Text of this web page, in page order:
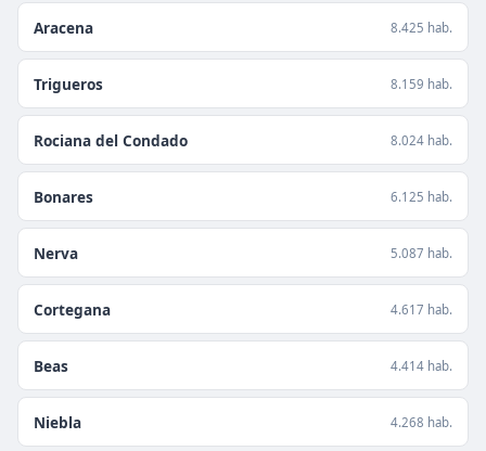
Aracena 8.425 hab.
Trigueros 8.159 hab.
Rociana del Condado 8.024 hab.
Bonares 6.125 hab.
Nerva 5.087 hab.
Cortegana 4.617 hab.
Beas 4.414 hab.
Niebla 4.268 hab.